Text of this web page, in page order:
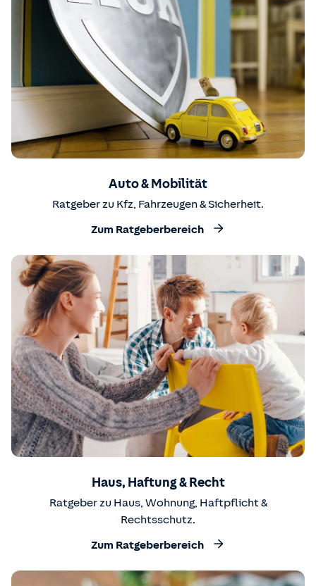
Auto & Mobilität
Ratgeber zu Kfz, Fahrzeugen & Sicherheit.
Zum Ratgeberbereich
Haus, Haftung & Recht
Ratgeber zu Haus, Wohnung, Haftpflicht &
Rechtsschutz.
Zum Ratgeberbereich